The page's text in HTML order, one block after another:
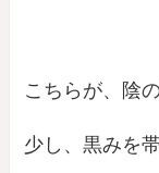
こちらが、陰
少し、黒みを